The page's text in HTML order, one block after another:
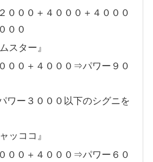
０００＋４０００＋４０００
００
スター』
００＋４０００⇒パワー９０
ワー３０００以下のシグニを
ッココ』
００＋４０００⇒パワー６０